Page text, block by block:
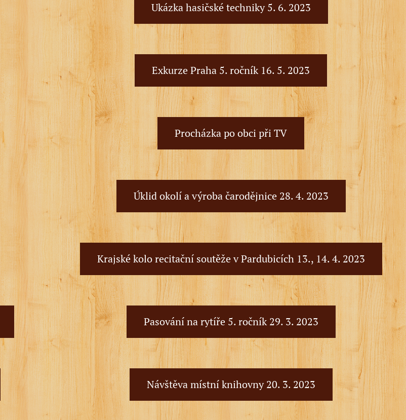
Ukázka hasičské techniky 5. 6. 2023
Exkurze Praha 5. ročník 16. 5. 2023
Procházka po obci při TV
Úklid okolí a výroba čarodějnice 28. 4. 2023
Krajské kolo recitační soutěže v Pardubicích 13., 14. 4. 2023
Pasování na rytíře 5. ročník 29. 3. 2023
Návštěva místní knihovny 20. 3. 2023